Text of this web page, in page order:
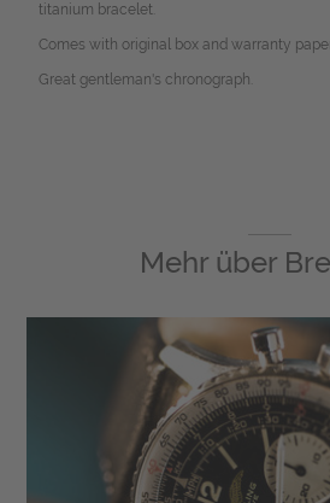
titanium bracelet.
Comes with original box and warranty
Great gentleman's chronograph.
Mehr über